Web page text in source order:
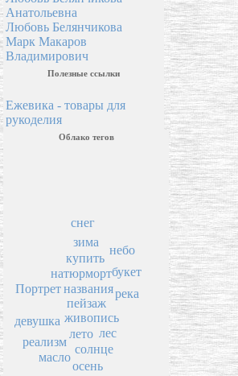
Анатольевна
Любовь Белянчикова
Марк Макаров
Владимирович
Полезные ссылки
Ежевика - товары для
рукоделия
Облако тегов
пейзаж
названия
живопись
лето
натюрморт
купить
солнце
лес
зима
осень
букет
масло
река
снег
реализм
небо
Портрет
девушка